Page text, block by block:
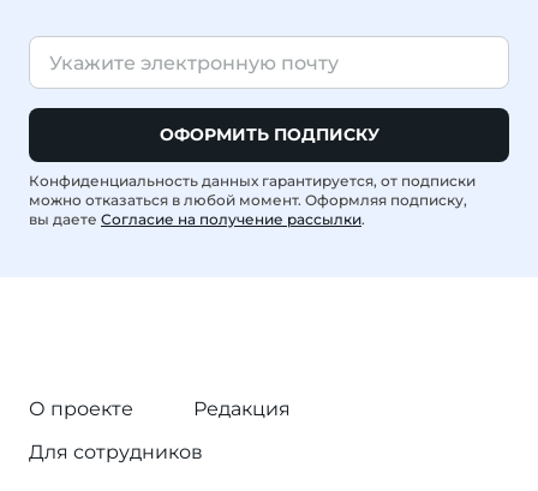
ОФОРМИТЬ ПОДПИСКУ
Конфиденциальность данных гарантируется, от подписки
можно отказаться в любой момент. Оформляя подписку,
вы даете Согласие на получение рассылки.
О проекте
Редакция
Для сотрудников